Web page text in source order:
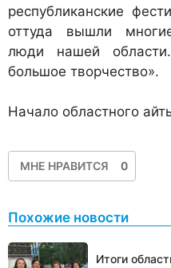
республиканские
оттуда вышли
люди нашей
большое творчество».
Начало областного
МНЕ НРАВИТСЯ 0
Похожие новости
Итоги